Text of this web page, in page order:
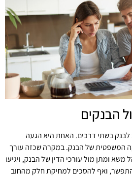
הבנקים
לבנק בשתי דרכים. האחת היא הגעה
המשפטית של הבנק. במקרה שכזה עורך
משא ומתן מול עורכי הדין של הבנק, ויגיעו
ואף להסכים למחיקת חלק מהחוב